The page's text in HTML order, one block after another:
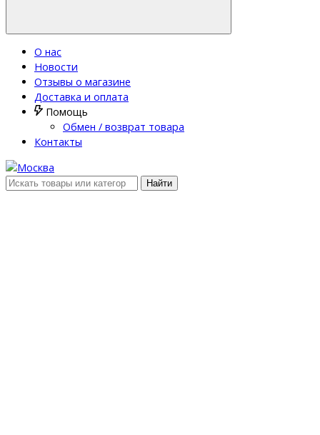
О нас
Новости
Отзывы о магазине
Доставка и оплата
Помощь
Обмен / возврат товара
Контакты
Найти